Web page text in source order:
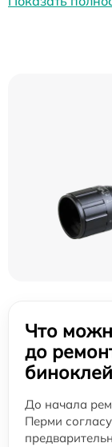
Что
до
биноклей
До начала
Перми